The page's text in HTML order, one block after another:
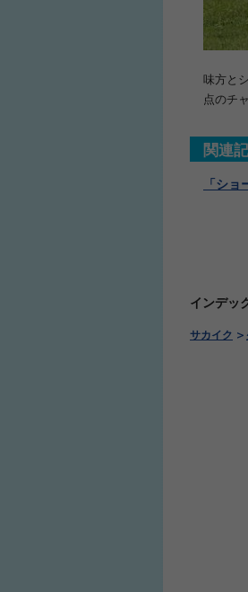
味方と
点のチ
関連
「シ
インデッ
サカイク